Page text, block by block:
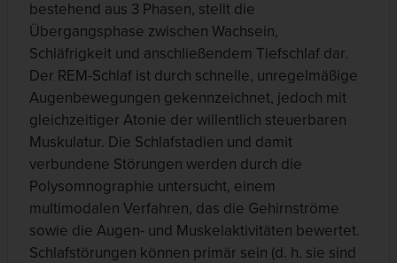
bestehend aus 3 Phasen, stellt die
Übergangsphase zwischen Wachsein,
Schläfrigkeit und anschließendem Tiefschlaf dar.
Der REM-Schlaf ist durch schnelle, unregelmäßige
Augenbewegungen gekennzeichnet, jedoch mit
gleichzeitiger Atonie der willentlich steuerbaren
Muskulatur. Die Schlafstadien und damit
verbundene Störungen werden durch die
Polysomnographie untersucht, einem
multimodalen Verfahren, das die Gehirnströme
sowie die Augen- und Muskelaktivitäten bewertet.
Schlafstörungen können primär sein (d. h. sie sind